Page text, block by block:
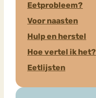
Eetprobleem?
Voor naasten
Hulp en herstel
Hoe vertel ik het?
Eetlijsten